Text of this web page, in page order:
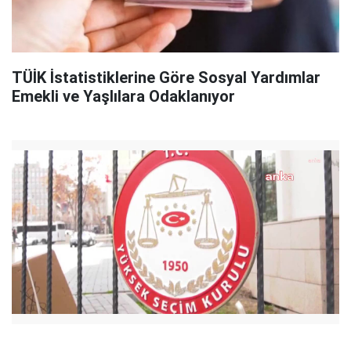
TÜİK İstatistiklerine Göre Sosyal Yardımlar
Emekli ve Yaşlılara Odaklanıyor